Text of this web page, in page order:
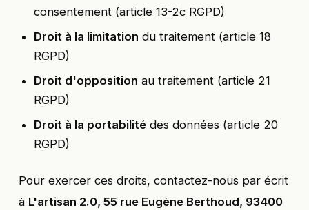
consentement (article 13-2c RGPD)
Droit à la limitation du traitement (article 18
RGPD)
Droit d'opposition au traitement (article 21
RGPD)
Droit à la portabilité des données (article 20
RGPD)
Pour exercer ces droits, contactez-nous par écrit
à L'artisan 2.0, 55 rue Eugène Berthoud, 93400